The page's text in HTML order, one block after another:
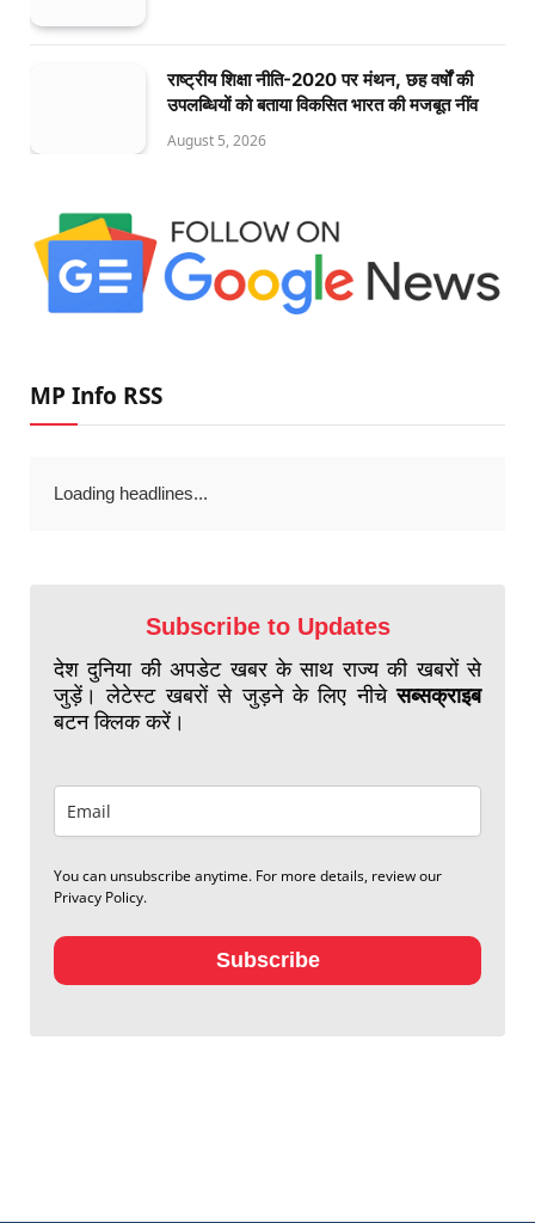
राष्ट्रीय शिक्षा नीति-2020 पर मंथन, छह वर्षों की
उपलब्धियों को बताया विकसित भारत की मजबूत नींव
August 5, 2026
MP Info RSS
Loading headlines...
Subscribe to Updates
देश दुनिया की अपडेट खबर के साथ राज्य की खबरों से
जुड़ें। लेटेस्ट खबरों से जुड़ने के लिए नीचेसब्सक्राइब
बटन क्लिक करें।
You can unsubscribe anytime. For more details, review our
Privacy Policy.
Subscribe